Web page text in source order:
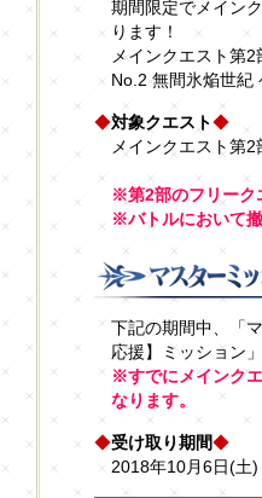
期間限定でメイン
ります！
メインクエスト第
No.2 無間氷焔世紀
◆対象クエスト◆
メインクエスト第
※第2部のフリーク
※バトルにおいて
下記の期間中、「
応援】ミッション
※すでにメインク
なります。
◆受け取り期間◆
2018年10月6日(土